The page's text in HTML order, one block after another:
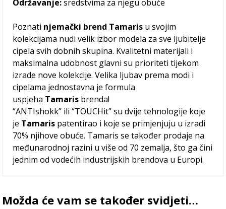
Održavanje:sredstvima za njegu obuće
Poznati njemački brend Tamaris u svojim
kolekcijama nudi velik izbor modela za sve ljubitelje
cipela svih dobnih skupina. Kvalitetni materijali i
maksimalna udobnost glavni su prioriteti tijekom
izrade nove kolekcije. Velika ljubav prema modi i
cipelama jednostavna je formula
uspjeha Tamaris brenda!
“ANTIshokk” ili “TOUCHit” su dvije tehnologije koje
je Tamaris patentirao i koje se primjenjuju u izradi
70% njihove obuće. Tamaris se također prodaje na
međunarodnoj razini u više od 70 zemalja, što ga čini
jednim od vodećih industrijskih brendova u Europi.
Možda će vam se također svidjeti…